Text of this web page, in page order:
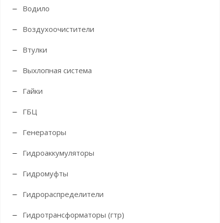
Водило
Воздухоочистители
Втулки
Выхлопная система
Гайки
ГБЦ
Генераторы
Гидроаккумуляторы
Гидромуфты
Гидрораспределители
Гидротрансформаторы (гтр)